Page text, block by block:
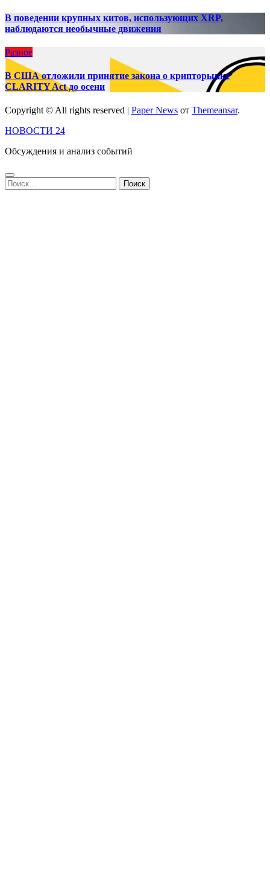
В поведении крупных китов, использующих XRP,
наблюдаются необычные движения
Разное
В США отложили принятие закона о крипторынке
CLARITY Act до осени
Copyright © All rights reserved Paper News от Themeansar.
НОВОСТИ 24
Обсуждения и анализ событий
Найти: